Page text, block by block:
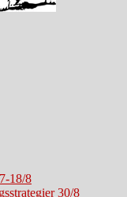
18/8
30/8